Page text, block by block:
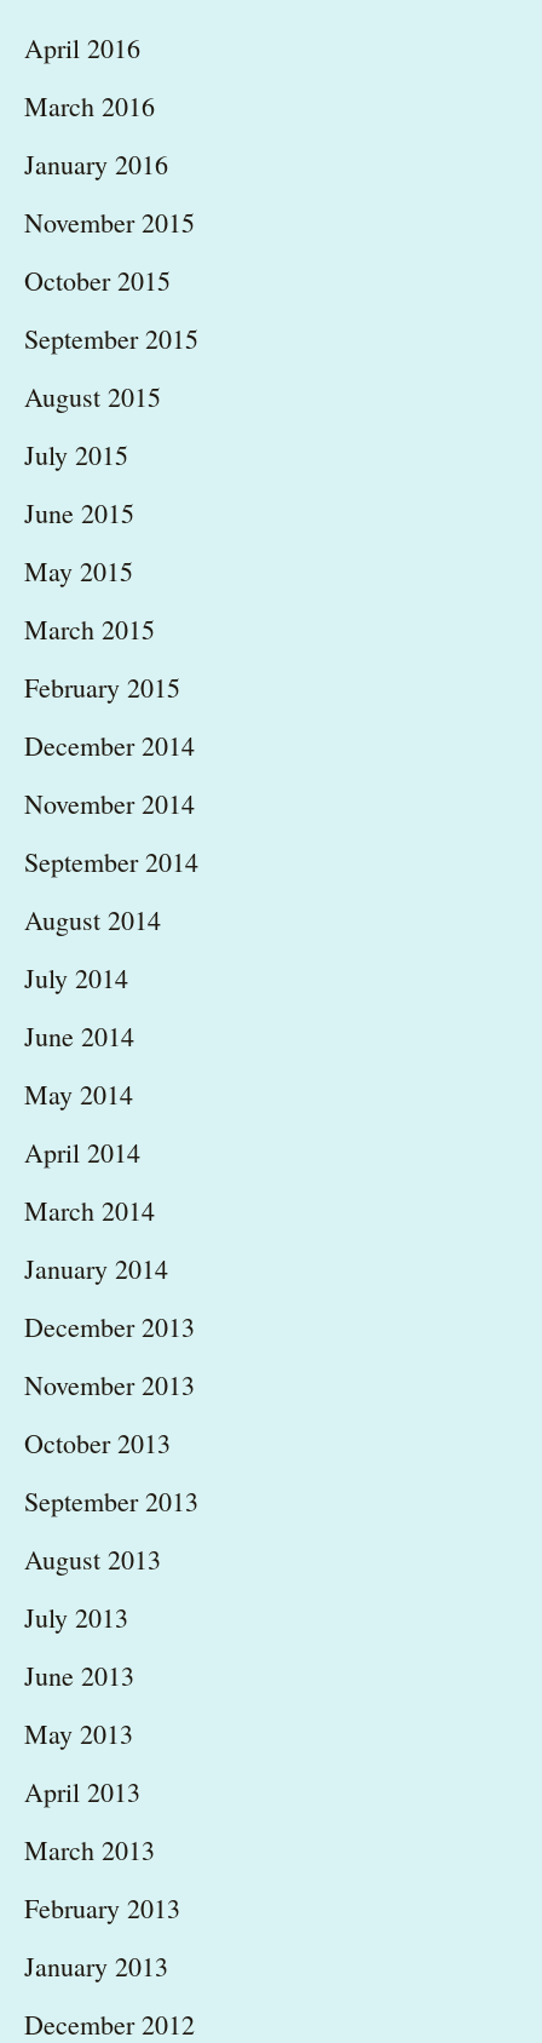
April 2016
March 2016
January 2016
November 2015
October 2015
September 2015
August 2015
July 2015
June 2015
May 2015
March 2015
February 2015
December 2014
November 2014
September 2014
August 2014
July 2014
June 2014
May 2014
April 2014
March 2014
January 2014
December 2013
November 2013
October 2013
September 2013
August 2013
July 2013
June 2013
May 2013
April 2013
March 2013
February 2013
January 2013
December 2012